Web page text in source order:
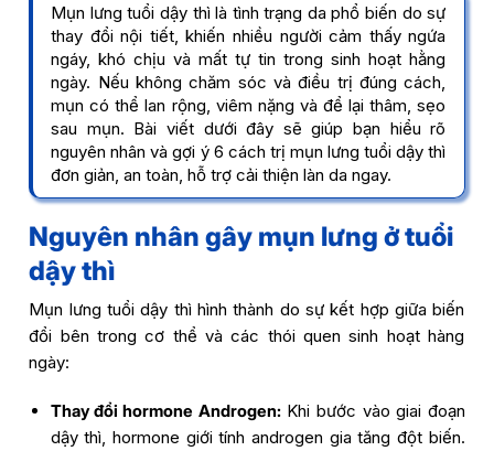
Mụn lưng tuổi dậy thì là tình trạng da phổ biến do sự
thay đổi nội tiết, khiến nhiều người cảm thấy ngứa
ngáy, khó chịu và mất tự tin trong sinh hoạt hằng
ngày. Nếu không chăm sóc và điều trị đúng cách,
mụn có thể lan rộng, viêm nặng và để lại thâm, sẹo
sau mụn. Bài viết dưới đây sẽ giúp bạn hiểu rõ
nguyên nhân và gợi ý 6 cách trị mụn lưng tuổi dậy thì
đơn giản, an toàn, hỗ trợ cải thiện làn da ngay.
Nguyên nhân gây mụn lưng ở tuổi
dậy thì
Mụn lưng tuổi dậy thì hình thành do sự kết hợp giữa biến
đổi bên trong cơ thể và các thói quen sinh hoạt hàng
ngày:
Thay đổi hormone Androgen:Khi bước vào giai đoạn
dậy thì, hormone giới tính androgen gia tăng đột biến.